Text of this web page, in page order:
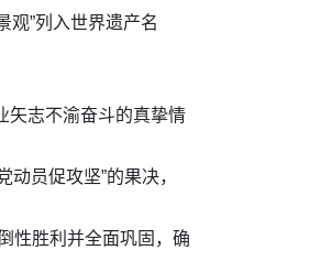
观”列入世界遗产名
矢志不渝奋斗的真挚情
员促攻坚”的果决，
性胜利并全面巩固，确